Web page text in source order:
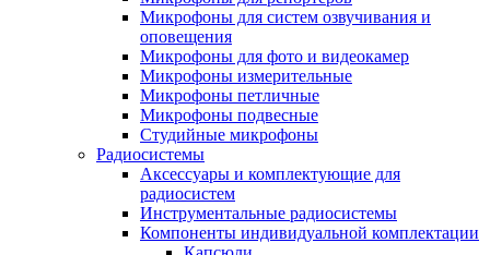
Микрофоны для систем озвучивания и
оповещения
Микрофоны для фото и видеокамер
Микрофоны измерительные
Микрофоны петличные
Микрофоны подвесные
Студийные микрофоны
Радиосистемы
Аксессуары и комплектующие для
радиосистем
Инструментальные радиосистемы
Компоненты индивидуальной комплектации